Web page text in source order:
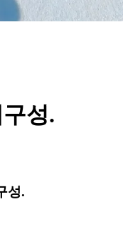
성.
성.